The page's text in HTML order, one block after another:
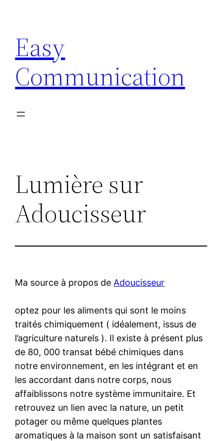
contenu
Easy
Communication
Lumière sur
Adoucisseur
Ma source à propos de Adoucisseur
optez pour les aliments qui sont le moins
traités chimiquement ( idéalement, issus de
l’agriculture naturels ). Il existe à présent plus
de 80, 000 transat bébé chimiques dans
notre environnement, en les intégrant et en
les accordant dans notre corps, nous
affaiblissons notre système immunitaire. Et
retrouvez un lien avec la nature, un petit
potager ou même quelques plantes
aromatiques à la maison sont un satisfaisant